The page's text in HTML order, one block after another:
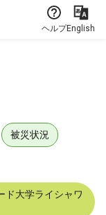
ヘルプEnglish
被災状況
ド大学ライシャワ